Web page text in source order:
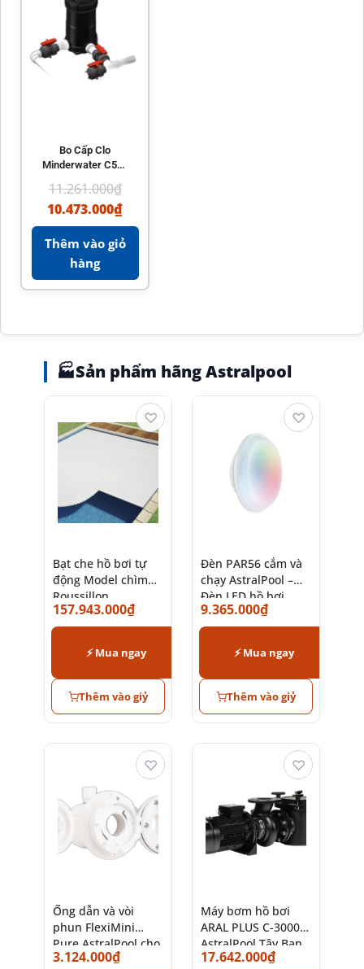
Bo Cấp Clo
Minderwater C500
Kiện Hồ Bơi Hiệu
Quả
11.261.000₫
10.473.000₫
Thêm vào giỏ
hàng
🏭Sản phẩm hãng Astralpool
Bạt che hồ bơi tự
động Model chìm
Roussillon
AstralPool chính
hãng
157.943.000₫
⚡ Mua ngay
Thêm vào giỷ
♡
Đèn PAR56 cắm và
chạy AstralPool –
Đèn LED hồ bơi
chính hãng Tây Ban
Nha
9.365.000₫
⚡ Mua ngay
Thêm vào giỷ
♡
Ống dẫn và vòi
phun FlexiMini
Pure AstralPool cho
đèn hồ bơi
3.124.000₫
♡
Máy bơm hồ bơi
ARAL PLUS C-3000
AstralPool Tây Ban
Nha cao cấp
17.642.000₫
♡